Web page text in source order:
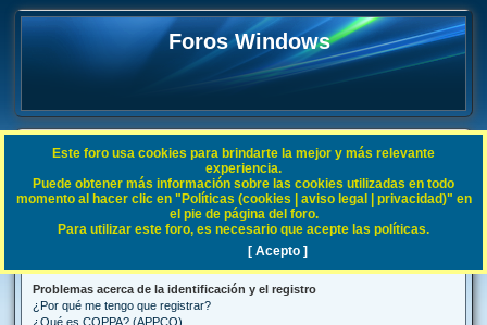
Foros Windows
FAQ
Índice general Preguntas Frecuentes
B
Preguntas Frecuentes
Problemas acerca de la identificación y el registro
¿Por qué me tengo que registrar?
¿Qué es COPPA? (APPCO)
Este foro usa cookies para brindarte la mejor y más relevante
experiencia.
Puede obtener más información sobre las cookies utilizadas en todo
momento al hacer clic en "Políticas (cookies | aviso legal | privacidad)" en
el pie de página del foro.
Para utilizar este foro, es necesario que acepte las políticas.
[ Acepto ]